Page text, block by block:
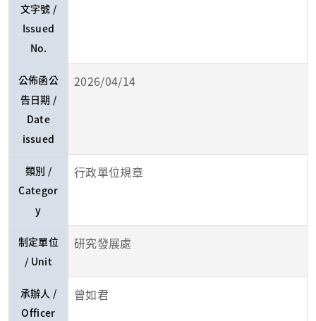
文字號 /
Issued
No.
公佈函公
告日期 /
Date
issued
2026/04/14
類別 /
Categor
y
行政單位規章
制定單位
/ Unit
研究發展處
承辦人 /
Officer
曾如君